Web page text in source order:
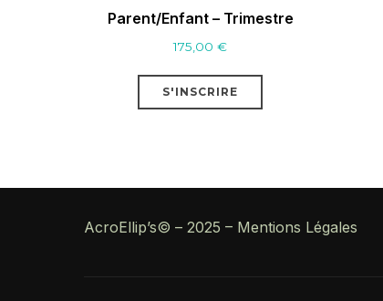
Parent/Enfant – Trimestre
175,00€
S'INSCRIRE
AcroEllip’s© – 2025 – Mentions Légales